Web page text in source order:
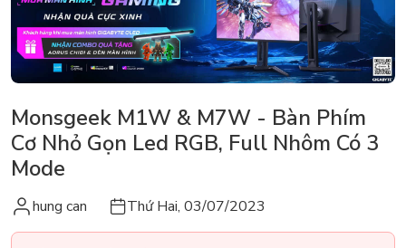
Monsgeek M1W & M7W - Bàn Phím
Cơ Nhỏ Gọn Led RGB, Full Nhôm Có 3
Mode
hung can Thứ Hai, 03/07/2023